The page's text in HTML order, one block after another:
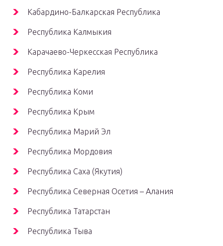
Кабардино-Балкарская Республика
Республика Калмыкия
Карачаево-Черкесская Республика
Республика Карелия
Республика Коми
Республика Крым
Республика Марий Эл
Республика Мордовия
Республика Саха (Якутия)
Республика Северная Осетия – Алания
Республика Татарстан
Республика Тыва